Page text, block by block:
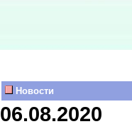
Новости
06.08.2020